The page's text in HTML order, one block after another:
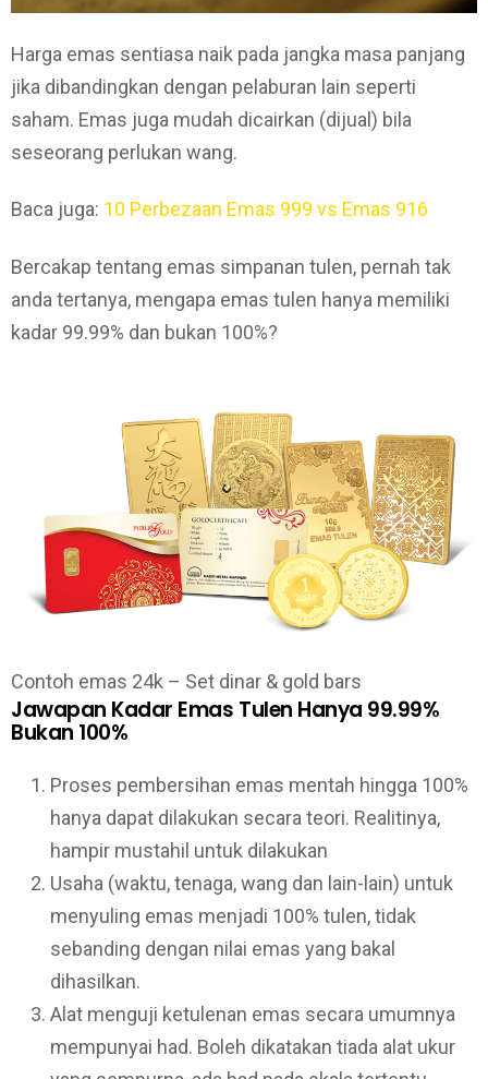
Harga emas sentiasa naik pada jangka masa panjang
jika dibandingkan dengan pelaburan lain seperti
saham. Emas juga mudah dicairkan (dijual) bila
seseorang perlukan wang.
Baca juga: 10 Perbezaan Emas 999 vs Emas 916
Bercakap tentang emas simpanan tulen, pernah tak
anda tertanya, mengapa emas tulen hanya memiliki
kadar 99.99% dan bukan 100%?
Contoh emas 24k – Set dinar & gold bars
Jawapan Kadar Emas Tulen Hanya 99.99%
Bukan 100%
Proses pembersihan emas mentah hingga 100%
hanya dapat dilakukan secara teori. Realitinya,
hampir mustahil untuk dilakukan
Usaha (waktu, tenaga, wang dan lain-lain) untuk
menyuling emas menjadi 100% tulen, tidak
sebanding dengan nilai emas yang bakal
dihasilkan.
Alat menguji ketulenan emas secara umumnya
mempunyai had. Boleh dikatakan tiada alat ukur